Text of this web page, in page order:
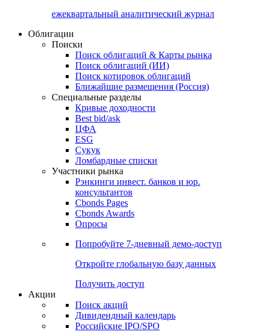
ежеквартальный аналитический журнал
Облигации
Поиски
Поиск облигаций & Карты рынка
Поиск облигаций (ИИ)
Поиск котировок облигаций
Ближайшие размещения (Россия)
Специальные разделы
Кривые доходности
Best bid/ask
ЦФА
ESG
Сукук
Ломбардные списки
Участники рынка
Рэнкинги инвест. банков и юр.
консультантов
Cbonds Pages
Cbonds Awards
Опросы
Попробуйте 7-дневный демо-доступ
Откройте глобальную базу данных
Получить доступ
Акции
Поиск акций
Дивидендный календарь
Российские IPO/SPO